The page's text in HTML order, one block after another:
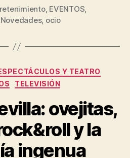
, EVENTOS,
Novedades, ocio
Categorías Y TEATRO
TELEVISIÓN
ovejitas,
y la
ingenua